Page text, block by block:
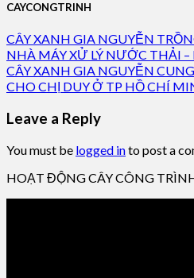
CAYCONGTRINH
CÂY XANH GIA NGUYỄN
NHÀ MÁY XỬ LÝ NƯỚC THẢI
CÂY XANH GIA NGUYỄN
CHO CHỊ DUY Ở TP HỒ CHÍ
Leave a Reply
You must be logged into post a
HOẠT ĐỘNG CÂY CÔNG